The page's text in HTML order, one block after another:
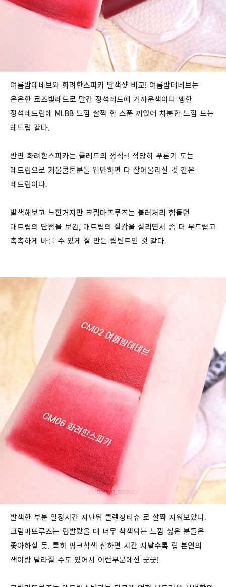
여름밤데네브와 화려한스피카 발색샷 비교! 여름밤데네브는
은은한 로즈빛레드로 말간 정석레드에 가까운색이다 쨍한
정석레드립에 MLBB 느낌 살짝 한 스푼 끼얹어 차분한 느낌 드는
레드립 같다.
반면 화려한스피카는 쿨레드의 정석~! 적당히 푸른기 도는
레드립으로 겨울쿨톤분들 웬만하면 다 잘어울리실 것 같은
레드립이다.
발색해보고 느낀거지만 크림마뜨루즈는 블러처리 힘들던
매트립의 단점을 보완, 매트립의 질감을 살리면서 좀 더 부드럽고
촉촉하게 바를 수 있게 잘 만든 립틴트인 것 같다.
발색한 부분 일정시간 지난뒤 클렌징티슈 로 살짝 지워보았다.
크림마뜨루즈는 립발랐을 때 너무 착색되는 느낌 싫은 분들은
좋아하실 듯. 특히 핑크착색 심하면 시간 지날수록 립 본연의
색이랑 달라질 수도 있어서 이런부분에선 굿굿!